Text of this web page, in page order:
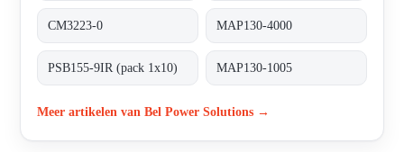
CM3223-0 MAP130-4000
PSB155-9IR (pack 1x10) MAP130-1005
Meer artikelen van Bel Power Solutions →